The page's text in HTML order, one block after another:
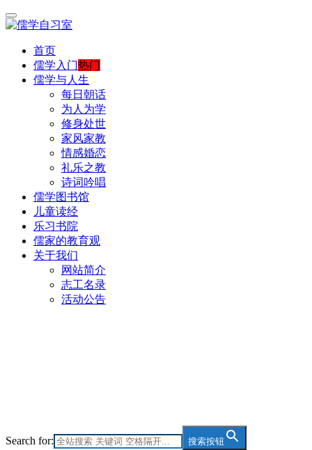
首页
儒学入门热门
儒学与人生
每日朝话
为人为学
修身处世
家风家教
情感婚恋
礼乐之教
诗词吟唱
儒学图书馆
儿童读经
乐习书院
儒家的教育观
关于我们
网站简介
志工名录
活动公告
Search for: 搜索按钮